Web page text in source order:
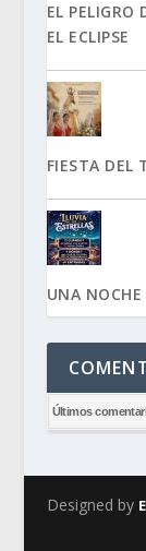
EL PELIGRO
EL ECLIPSE
FIESTA DEL
UNA NOCHE
Últimos
Designed by